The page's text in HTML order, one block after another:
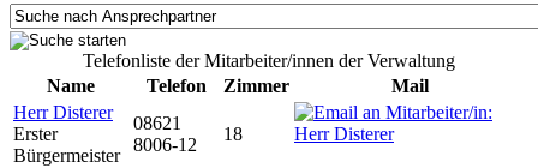
Telefonliste der Mitarbeiter/innen der Verwaltung
Name
Telefon Zimmer
Mail
Herr Disterer
Erster
Bürgermeister
08621
8006-12
18